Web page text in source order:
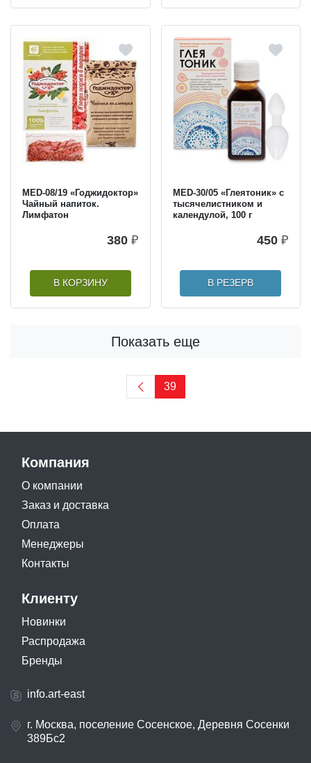
MED-08/19 «Годжидоктор»
Чайный напиток.
Лимфатон
380 ₽
В КОРЗИНУ
MED-30/05 «Глеятоник» с
тысячелистником и
календулой, 100 г
450 ₽
В РЕЗЕРВ
Показать еще
39
Компания
О компании
Заказ и доставка
Оплата
Менеджеры
Контакты
Клиенту
Новинки
Распродажа
Бренды
info.art-east
г. Москва, поселение Сосенское, Деревня Сосенки
389Бс2